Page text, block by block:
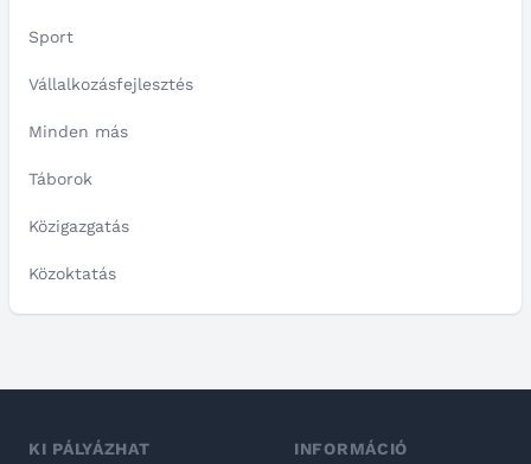
Sport
Vállalkozásfejlesztés
Minden más
Táborok
Közigazgatás
Közoktatás
KI PÁLYÁZHAT INFORMÁCIÓ